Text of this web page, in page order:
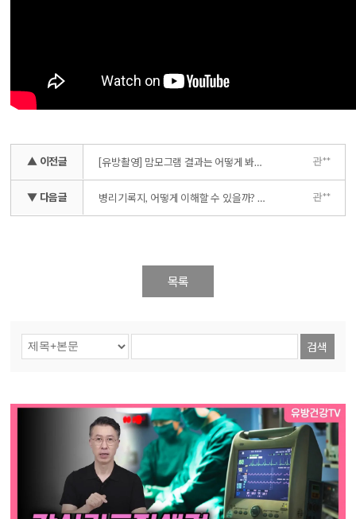
▲ 이전글 [유방촬영] 맘모그램 결과는 어떻게 봐야 하나요? (치밀유방, 비대칭, 미세석회화) 관**
▼ 다음글 병리기록지, 어떻게 이해할 수 있을까? (유방암 치료 방침의 결정) 관**
목록
검색